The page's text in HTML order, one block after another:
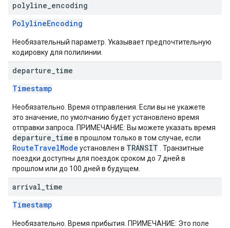
polyline encoding
PolylineEncoding
Необязательный параметр. Указывает предпочтительную
кодировку для полилинии.
departure time
Timestamp
Необязательно. Время отправления. Если вы не укажете
это значение, по умолчанию будет установлено время
отправки запроса. ПРИМЕЧАНИЕ: Вы можете указать время
departure_time в прошлом только в том случае, если
RouteTravelMode установлен в TRANSIT . Транзитные
поездки доступны для поездок сроком до 7 дней в
прошлом или до 100 дней в будущем.
arrival time
Timestamp
Необязательно. Время прибытия. ПРИМЕЧАНИЕ: Это поле